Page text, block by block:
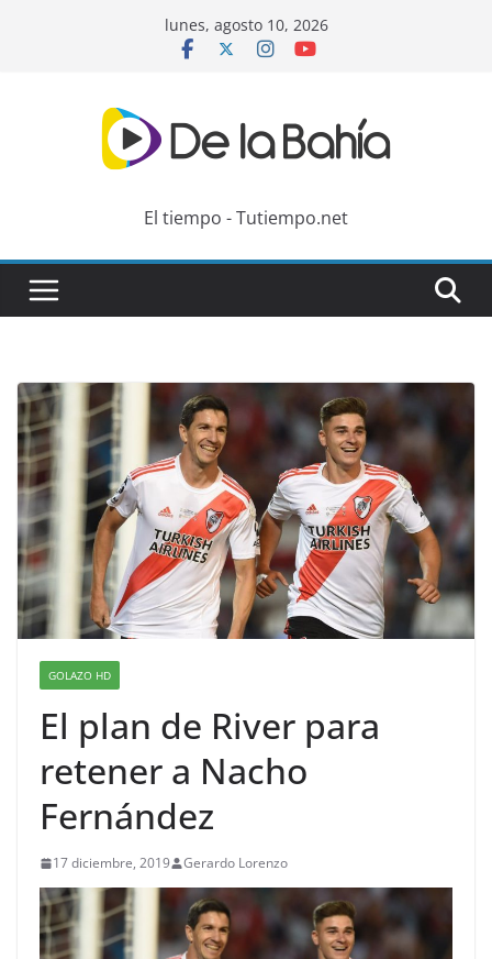
lunes, agosto 10, 2026
El tiempo - Tutiempo.net
GOLAZO HD
El plan de River para
retener a Nacho
Fernández
17 diciembre, 2019 Gerardo Lorenzo